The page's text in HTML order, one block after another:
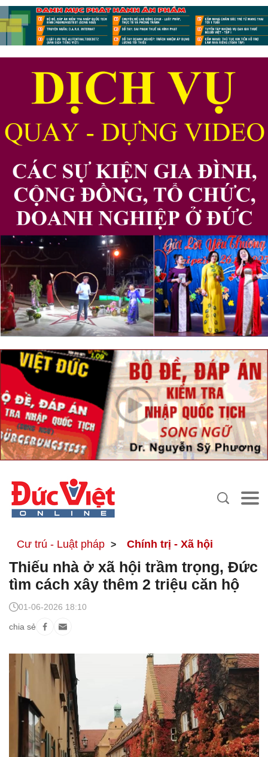
Cư trú - Luật pháp Chính trị - Xã hội
Thiếu nhà ở xã hội trầm trọng, Đức
tìm cách xây thêm 2 triệu căn hộ
chia sẻ
01-06-2026 18:10